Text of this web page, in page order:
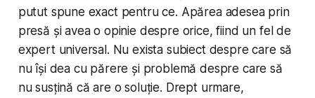
putut spune exact pentru ce. Apărea adesea prin
presă și avea o opinie despre orice, fiind un fel de
expert universal. Nu exista subiect despre care să
nu își dea cu părere și problemă despre care să
nu susțină că are o soluție. Drept urmare,